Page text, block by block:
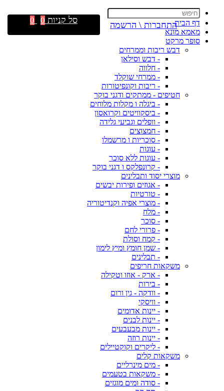
דף הבית
מאמא מונא
סופר מרקט
דבש ריבות וממרחים
- דבש וסילאן
- חלווה
- ממרחי שוקלד
- ריבות וקונפיטורות
חטיפים - ממתקים ודגני בוקר
- ביגלה ו מקלות מלוחים
- ביסקוויטים וקרואסון
- וופלים וגביעי גלידה
- חמצוצים
- סוכריות ו מרשמלו
- עוגות
- עוגות ללא סוכר
- קרונפלקס ו דגני בוקר
מוצרי יסוד ותבלינים
- אגוזים ופירות יבשים
- טורטיות
- מוצרי אפיה וקנדיטוריה
- מלח
- סוכר
- פרורי לחם
- קמח וסולת
- שמן חומץ ומיץ לימון
- תבלינים
משקאות חריפים
- ארק - אוזו וטקילה
- בירות
- וודקה - גין ורום
- וויסקי
- יינות אדומים
- יינות לבנים
- יינות מבעבעים
- יינות רוזה
- ליקרים וקוקטיילים
משקאות קלים
- מים מינרליים
- משקאות בטעמים
- סודה ומים מוגזים
התחברות \ הרשמה סל קניות 0
0